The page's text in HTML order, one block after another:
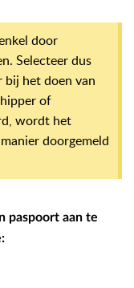
door
Selecteer dus
bij het doen van
of
wordt het
doorgemeld
paspoort aan te